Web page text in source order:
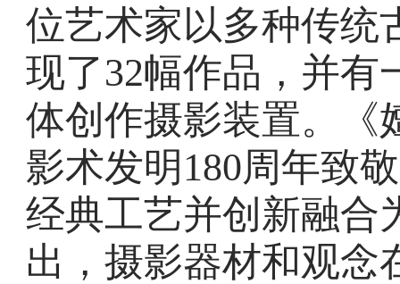
位艺术家以多种传统
现了32幅作品，并有
体创作摄影装置。《
影术发明180周年致
经典工艺并创新融合
出，摄影器材和观念